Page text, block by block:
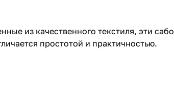
из качественного текстиля, эти сабо
простотой и практичностью.